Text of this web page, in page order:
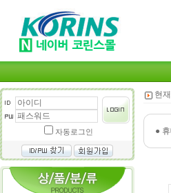
자동로그인
현
●